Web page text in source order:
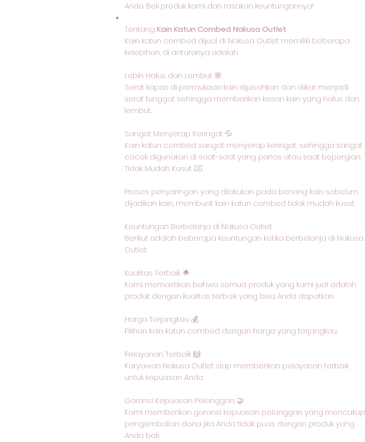
Anda. Beli produk kami dan rasakan keuntungannya!
Tentang Kain Katun Combed Nakusa Outlet
Kain katun combed dijual di Nakusa Outlet memiliki beberapa
kelebihan, di antaranya adalah:
Lebih Halus dan Lembut 🌸
Serat kapas di permukaan kain dipisahkan dan diikat menjadi
serat tunggal, sehingga memberikan kesan kain yang halus dan
lembut.
Sangat Menyerap Keringat 💦
Kain katun combed sangat menyerap keringat, sehingga sangat
cocok digunakan di saat-saat yang panas atau saat bepergian.
Tidak Mudah Kusut 🙅‍♂️
Proses penyaringan yang dilakukan pada benang kain sebelum
dijadikan kain, membuat kain katun combed tidak mudah kusut.
Keuntungan Berbelanja di Nakusa Outlet
Berikut adalah beberapa keuntungan ketika berbelanja di Nakusa
Outlet:
Kualitas Terbaik 🌟
Kami memastikan bahwa semua produk yang kami jual adalah
produk dengan kualitas terbaik yang bisa Anda dapatkan.
Harga Terjangkau 💰
Pilihan kain katun combed dengan harga yang terjangkau.
Pelayanan Terbaik 🙌
Karyawan Nakusa Outlet siap memberikan pelayanan terbaik
untuk kepuasan Anda.
Garansi Kepuasan Pelanggan 🤝
Kami memberikan garansi kepuasan pelanggan yang mencakup
pengembalian dana jika Anda tidak puas dengan produk yang
Anda beli.